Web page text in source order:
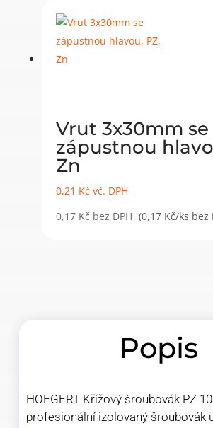
Vrut 3x30mm se
zápustnou
Zn
0,21 Kč vč. DPH
0,17 Kč bez DPH (0,17 Kč/ks bez
Popis
HOEGERT Křížový šroubovák PZ
profesionální izolovaný šroubovák